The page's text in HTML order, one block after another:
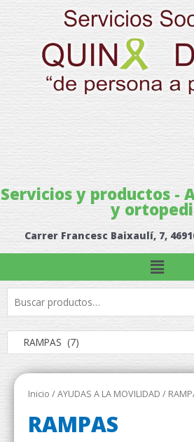
al
contenido
Servicios y productos -
y
Carrer Francesc Baixaulí, 7,
Menú
por:
RAMPAS (7)
Inicio /AYUDAS A LA MOVILIDAD /
RAMPAS